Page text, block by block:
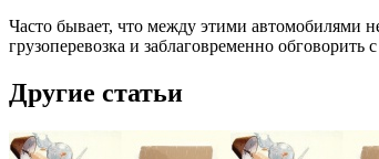
Часто бывает, что между этими автомобилями
грузоперевозка и заблаговременно
Другие статьи